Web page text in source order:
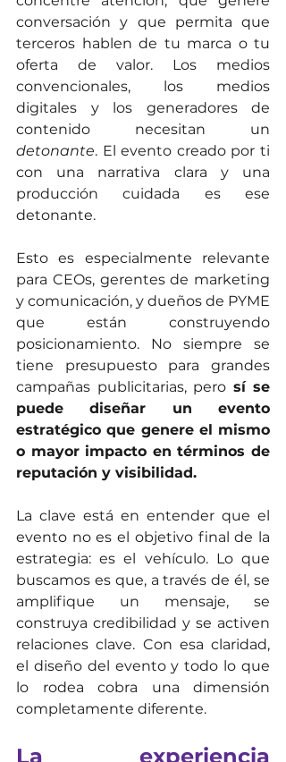
conversación y que permita que
terceros hablen de tu marca o tu
oferta de valor. Los medios
convencionales, los medios
digitales y los generadores de
detonante. El evento creado por ti
con una narrativa clara y una
producción cuidada es ese
detonante.
Esto es especialmente relevante
para CEOs, gerentes de marketing
y comunicación, y dueños de PYME
que están construyendo
posicionamiento. No siempre se
tiene presupuesto para grandes
campañas publicitarias, pero sí se
puede diseñar un evento
estratégico que genere el mismo
o mayor impacto en términos de
reputación y visibilidad.
La clave está en entender que el
evento no es el objetivo final de la
estrategia: es el vehículo. Lo que
buscamos es que, a través de él, se
amplifique un mensaje, se
construya credibilidad y se activen
relaciones clave. Con esa claridad,
el diseño del evento y todo lo que
lo rodea cobra una dimensión
completamente diferente.
La experiencia